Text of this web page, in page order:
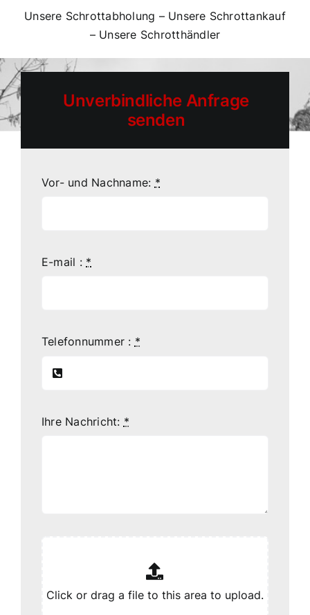
Unsere Schrottabholung – Unsere Schrottankauf
– Unsere Schrotthändler
Unverbindliche Anfrage
senden
Vor- und Nachname: *
E-mail : *
Telefonnummer : *
Ihre Nachricht: *